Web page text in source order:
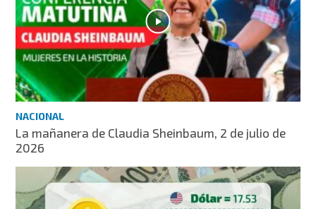
NACIONAL
La mañanera de Claudia Sheinbaum, 2 de julio de
2026